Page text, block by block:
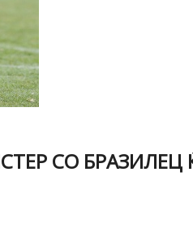
СО БРАЗИЛЕЦ